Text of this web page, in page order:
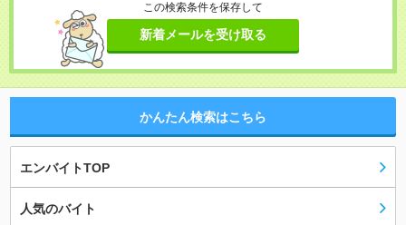
この検索条件を保存して
新着メールを受け取る
かんたん検索はこちら
エンバイトTOP
人気のバイト